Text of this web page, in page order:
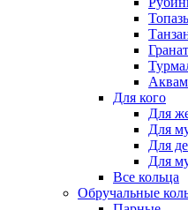
Для кого
Для
Для
Для
Для
Все кольца
Обручальные